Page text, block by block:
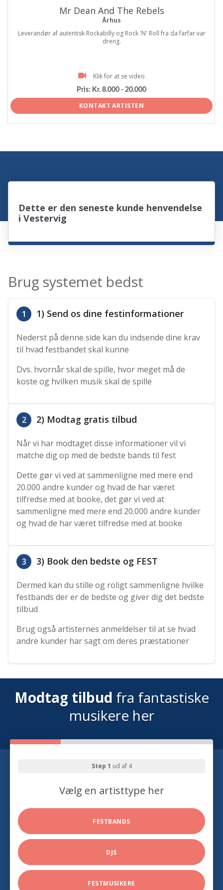
Mr Dean And The Rebels
Århus
Leverandør af autentisk Rockabilly og Rock 'N' Roll fra da farfar var
dreng.
Klik for at se video
Pris: Kr. 8.000 - 20.000
KONTAKT ARTISTEN
Dette er den seneste kunde henvendelse
i Vestervig
Brug systemet bedst
1 1) Send os dine festinformationer
Nederst på denne side kan du indsende dine krav
til hvad festbandet skal kunne
Dvs. hvornår skal de spille, hvor meget må de
koste og hvilken musik skal de spille
2 2) Modtag gratis tilbud
Når vi har modtaget disse informationer vil vi
matche dig op med de bedste bands til fest
Dette gør vi ved at sammenligne med mere end
20.000 andre kunder og hvad de har været
tilfredse med at booke, det gør vi ved at
sammenligne med mere end 20.000 andre kunder
og hvad de har været tilfredse med at booke
3 3) Book den bedste og FEST
Dermed kan du stille og roligt sammenligne hvilke
festbands der er de bedste og giver dig det bedste
tilbud
Brug også artisternes anmeldelser til at se hvad
andre kunder har sagt om deres præstationer
Modtag tilbud fra fantastiske
musikere her
Step 1 ud af 4
Vælg en artisttype her
FESTBANDS
DJS
FESTMUSIKERE